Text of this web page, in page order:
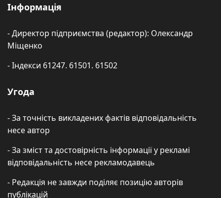
Інформація
- Директор підприємства (редактор): Олександр
Міщенко
- Індекси 61247. 61501. 61502
Угода
- За точність викладених фактів відповідальність
несе автор
- За зміст та достовірність інформації у рекламі
відповідальність несе рекламодавець
- Редакція не завжди поділяє позицію авторів
публікацій